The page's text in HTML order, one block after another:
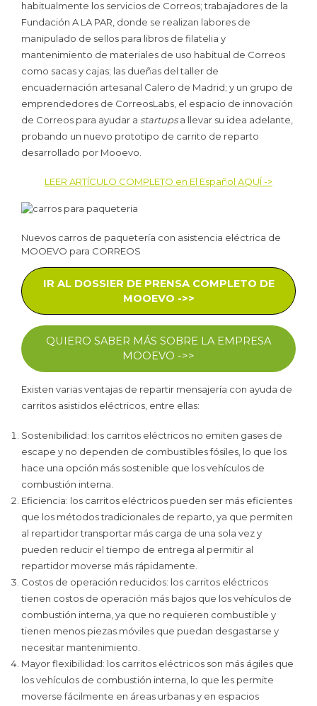
habitualmente los servicios de Correos; trabajadores de la
Fundación A LA PAR, donde se realizan labores de
manipulado de sellos para libros de filatelia y
mantenimiento de materiales de uso habitual de Correos
como sacas y cajas; las dueñas del taller de
encuadernación artesanal Calero de Madrid; y un grupo de
emprendedores de CorreosLabs, el espacio de innovación
de Correos para ayudar a startupsa llevar su idea adelante,
probando un nuevo prototipo de carrito de reparto
desarrollado por Mooevo.
LEER ARTÍCULO COMPLETO en El Español AQUÍ ->
Nuevos carros de paquetería con asistencia eléctrica de
MOOEVO para CORREOS
IR AL DOSSIER DE PRENSA COMPLETO DE
MOOEVO ->>
QUIERO SABER MÁS SOBRE LA EMPRESA
MOOEVO ->>
Existen varias ventajas de repartir mensajería con ayuda de
carritos asistidos eléctricos, entre ellas:
Sostenibilidad: los carritos eléctricos no emiten gases de
escape y no dependen de combustibles fósiles, lo que los
hace una opción más sostenible que los vehículos de
combustión interna.
Eficiencia: los carritos eléctricos pueden ser más eficientes
que los métodos tradicionales de reparto, ya que permiten
al repartidor transportar más carga de una sola vez y
pueden reducir el tiempo de entrega al permitir al
repartidor moverse más rápidamente.
Costos de operación reducidos: los carritos eléctricos
tienen costos de operación más bajos que los vehículos de
combustión interna, ya que no requieren combustible y
tienen menos piezas móviles que puedan desgastarse y
necesitar mantenimiento.
Mayor flexibilidad: los carritos eléctricos son más ágiles que
los vehículos de combustión interna, lo que les permite
moverse fácilmente en áreas urbanas y en espacios